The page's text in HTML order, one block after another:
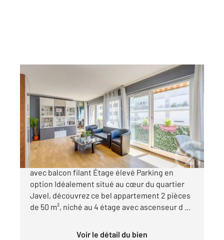
Ref : 17585
Appartement F2 à vendre
499 000 €
Paris 15 Quartier Javel Beau 2 pièces de 50m²
avec balcon filant Étage élevé Parking en
option Idéalement situé au cœur du quartier
Javel, découvrez ce bel appartement 2 pièces
de 50 m², niché au 4 étage avec ascenseur d ...
Voir le détail du bien